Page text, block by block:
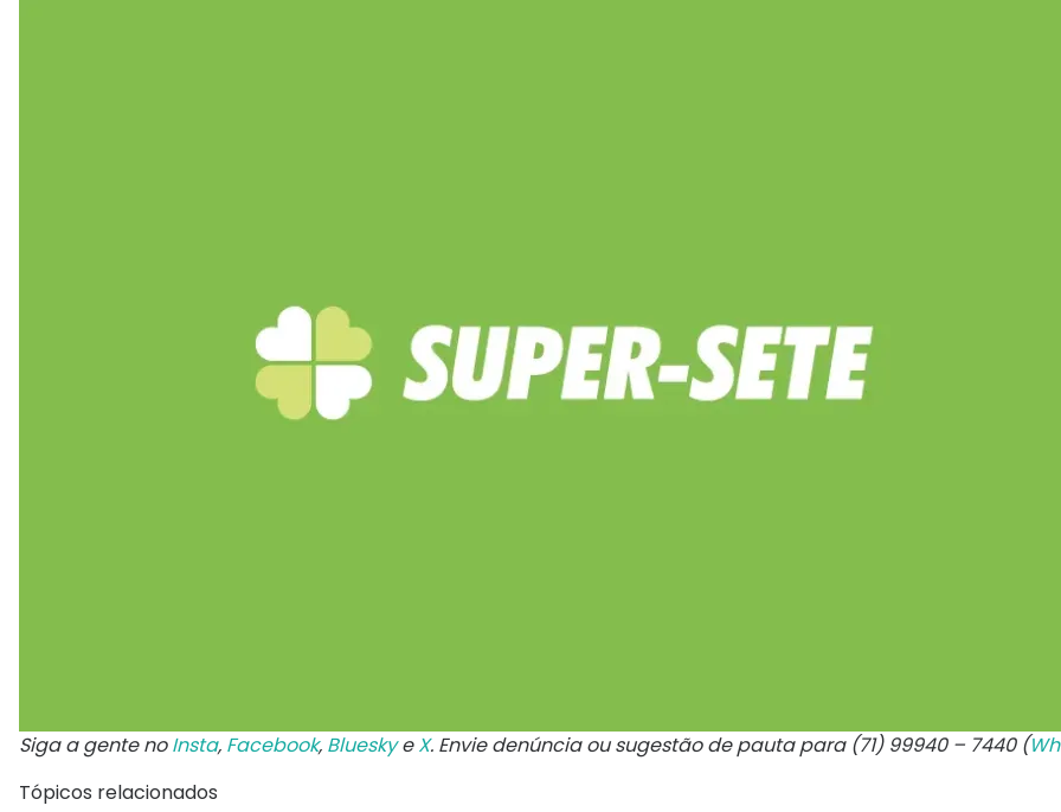
Siga a gente noInsta, Facebook, BlueskyeX. Envie denúncia ou sugestão de pauta para (71) 99940 – 7440 (
Tópicos relacionados